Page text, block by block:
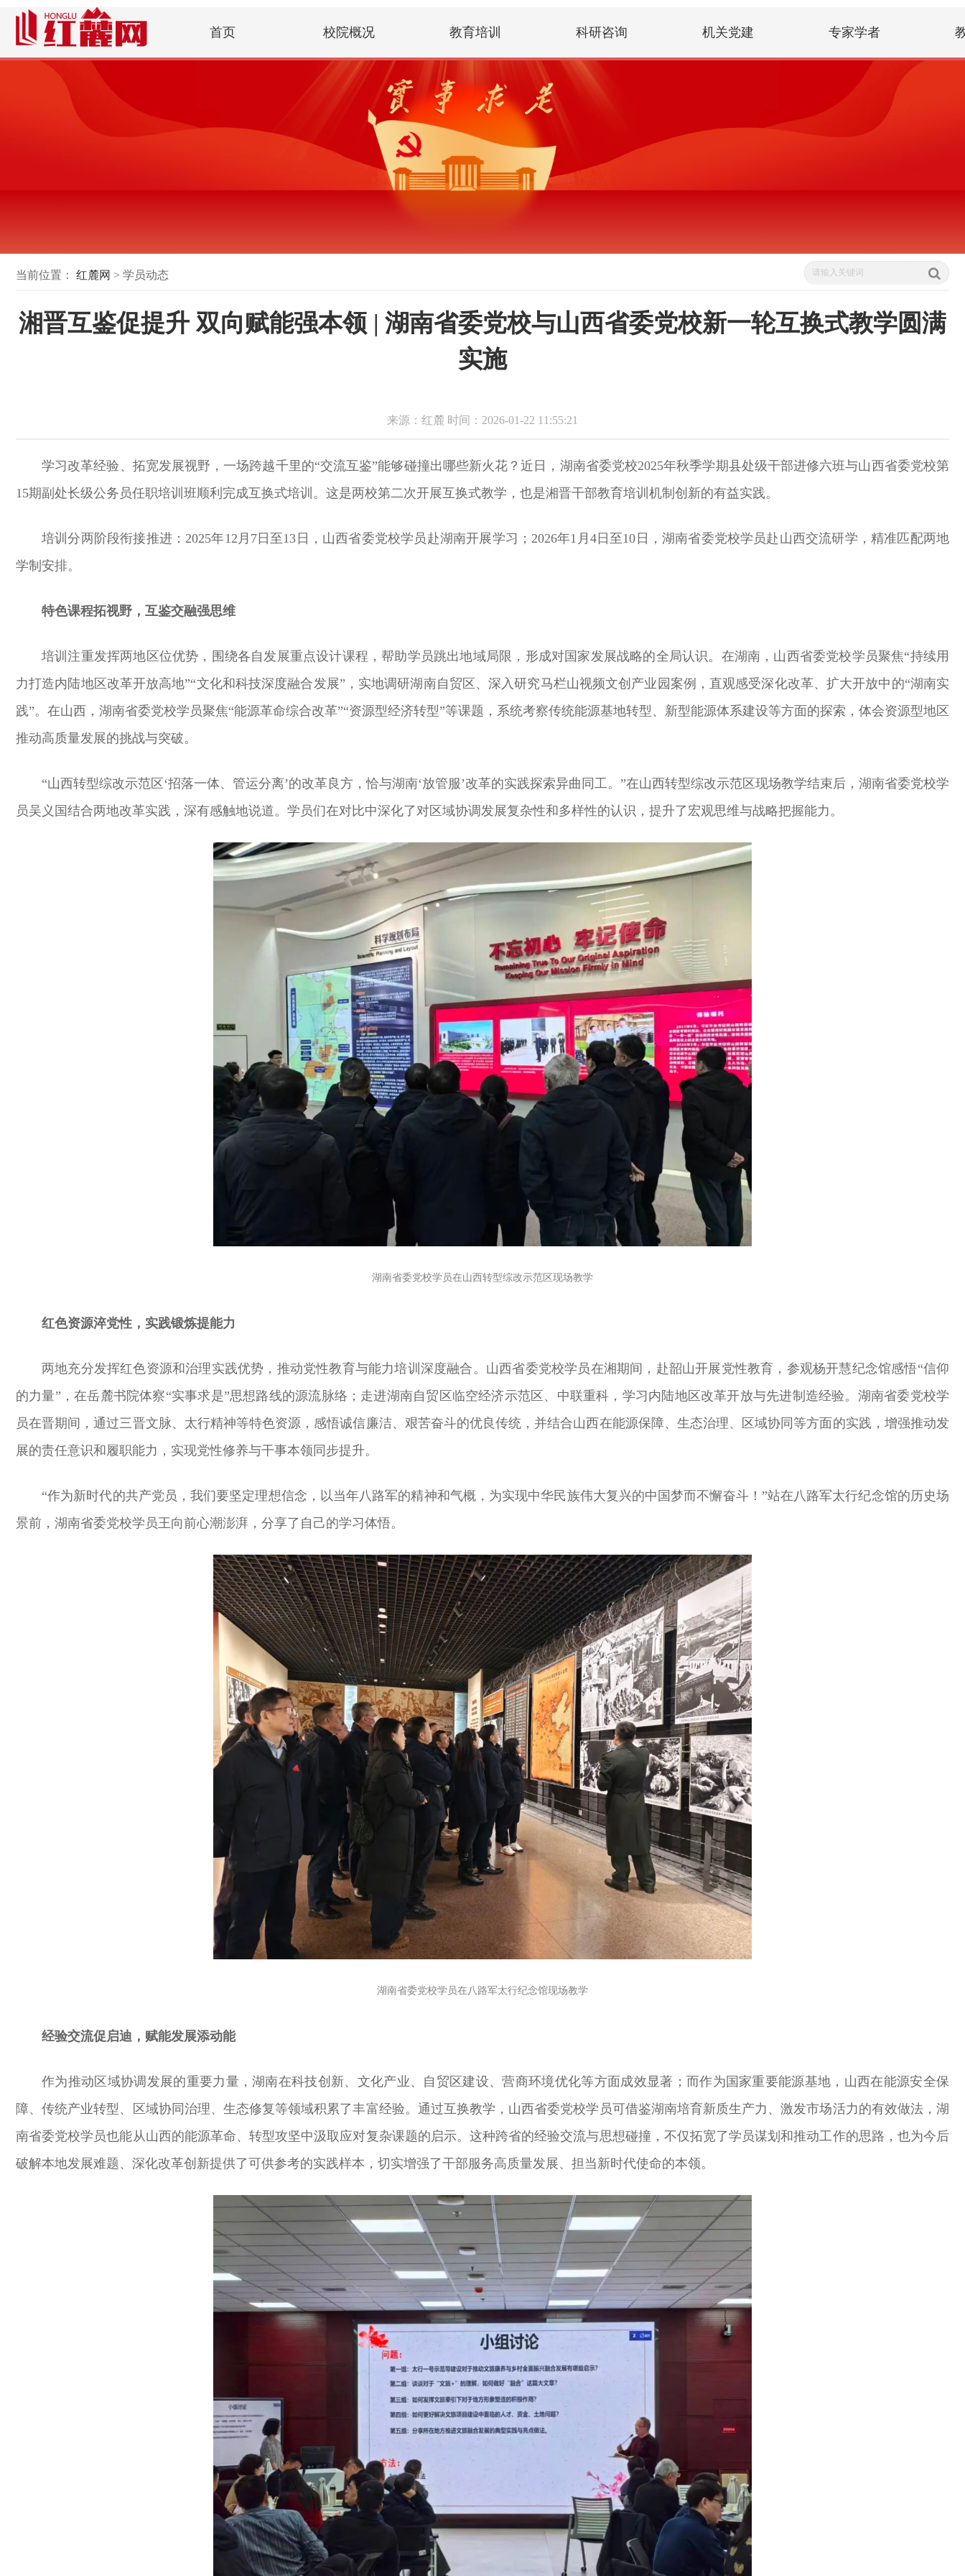
首页 校院概况 教育培训 科研咨询 机关党建 专家学者
当前位置： 红麓网 > 学员动态
湘晋互鉴促提升 双向赋能强本领 | 湖南省委党校与山西省委党校新一轮互换式教学圆满
实施
来源：红麓 时间：2026-01-22 11:55:21
学习改革经验、拓宽发展视野，一场跨越千里的“交流互鉴”能够碰撞出哪些新火花？近日，湖南省委党校2025年秋季学期县处级干部进修六班与山西省委党校第
15期副处长级公务员任职培训班顺利完成互换式培训。这是两校第二次开展互换式教学，也是湘晋干部教育培训机制创新的有益实践。
培训分两阶段衔接推进：2025年12月7日至13日，山西省委党校学员赴湖南开展学习；2026年1月4日至10日，湖南省委党校学员赴山西交流研学，精准匹配两地
学制安排。
特色课程拓视野，互鉴交融强思维
培训注重发挥两地区位优势，围绕各自发展重点设计课程，帮助学员跳出地域局限，形成对国家发展战略的全局认识。在湖南，山西省委党校学员聚焦“持续用
力打造内陆地区改革开放高地”“文化和科技深度融合发展”，实地调研湖南自贸区、深入研究马栏山视频文创产业园案例，直观感受深化改革、扩大开放中的“湖南实
践”。在山西，湖南省委党校学员聚焦“能源革命综合改革”“资源型经济转型”等课题，系统考察传统能源基地转型、新型能源体系建设等方面的探索，体会资源型地区
推动高质量发展的挑战与突破。
“山西转型综改示范区‘招落一体、管运分离’的改革良方，恰与湖南‘放管服’改革的实践探索异曲同工。”在山西转型综改示范区现场教学结束后，湖南省委党校学
员吴义国结合两地改革实践，深有感触地说道。学员们在对比中深化了对区域协调发展复杂性和多样性的认识，提升了宏观思维与战略把握能力。
湖南省委党校学员在山西转型综改示范区现场教学
红色资源淬党性，实践锻炼提能力
两地充分发挥红色资源和治理实践优势，推动党性教育与能力培训深度融合。山西省委党校学员在湘期间，赴韶山开展党性教育，参观杨开慧纪念馆感悟“信仰
的力量”，在岳麓书院体察“实事求是”思想路线的源流脉络；走进湖南自贸区临空经济示范区、中联重科，学习内陆地区改革开放与先进制造经验。湖南省委党校学
员在晋期间，通过三晋文脉、太行精神等特色资源，感悟诚信廉洁、艰苦奋斗的优良传统，并结合山西在能源保障、生态治理、区域协同等方面的实践，增强推动发
展的责任意识和履职能力，实现党性修养与干事本领同步提升。
“作为新时代的共产党员，我们要坚定理想信念，以当年八路军的精神和气概，为实现中华民族伟大复兴的中国梦而不懈奋斗！”站在八路军太行纪念馆的历史场
景前，湖南省委党校学员王向前心潮澎湃，分享了自己的学习体悟。
湖南省委党校学员在八路军太行纪念馆现场教学
经验交流促启迪，赋能发展添动能
作为推动区域协调发展的重要力量，湖南在科技创新、文化产业、自贸区建设、营商环境优化等方面成效显著；而作为国家重要能源基地，山西在能源安全保
障、传统产业转型、区域协同治理、生态修复等领域积累了丰富经验。通过互换教学，山西省委党校学员可借鉴湖南培育新质生产力、激发市场活力的有效做法，湖
南省委党校学员也能从山西的能源革命、转型攻坚中汲取应对复杂课题的启示。这种跨省的经验交流与思想碰撞，不仅拓宽了学员谋划和推动工作的思路，也为今后
破解本地发展难题、深化改革创新提供了可供参考的实践样本，切实增强了干部服务高质量发展、担当新时代使命的本领。